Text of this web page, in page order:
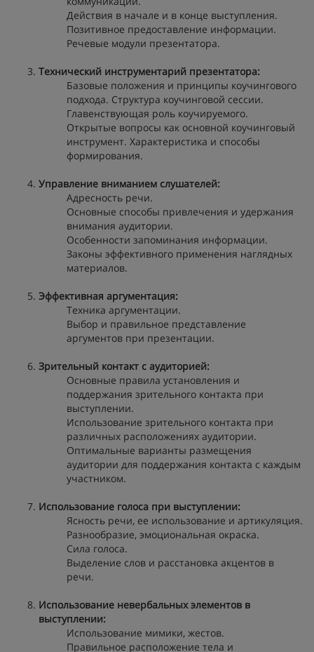
Действия в начале и в конце выступления.
Позитивное предоставление информации.
Речевые модули презентатора.
Технический инструментарий презентатора:
Базовые положения и принципы коучингового
подхода. Структура коучинговой сессии.
Главенствующая роль коучируемого.
Открытые вопросы как основной коучинговый
инструмент. Характеристика и способы
формирования.
Управление вниманием слушателей:
Адресность речи.
Основные способы привлечения и удержания
внимания аудитории.
Особенности запоминания информации.
Законы эффективного применения наглядных
материалов.
Эффективная аргументация:
Техника аргументации.
Выбор и правильное представление
аргументов при презентации.
Зрительный контакт с аудиторией:
Основные правила установления и
поддержания зрительного контакта при
выступлении.
Использование зрительного контакта при
различных расположениях аудитории.
Оптимальные варианты размещения
аудитории для поддержания контакта с каждым
участником.
Использование голоса при выступлении:
Ясность речи, ее использование и артикуляция.
Разнообразие, эмоциональная окраска.
Сила голоса.
Выделение слов и расстановка акцентов в
речи.
Использование невербальных элементов в
выступлении:
Использование мимики, жестов.
Правильное расположение тела и